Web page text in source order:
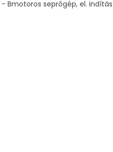
S - Bmotoros seprőgép, el.